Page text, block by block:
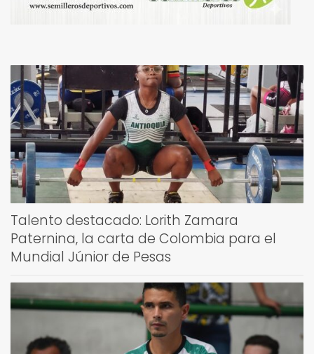
Talento destacado: Lorith Zamara
Paternina, la carta de Colombia para el
Mundial Júnior de Pesas